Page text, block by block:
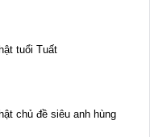
tuổi Tuất
chủ đề siêu anh hùng